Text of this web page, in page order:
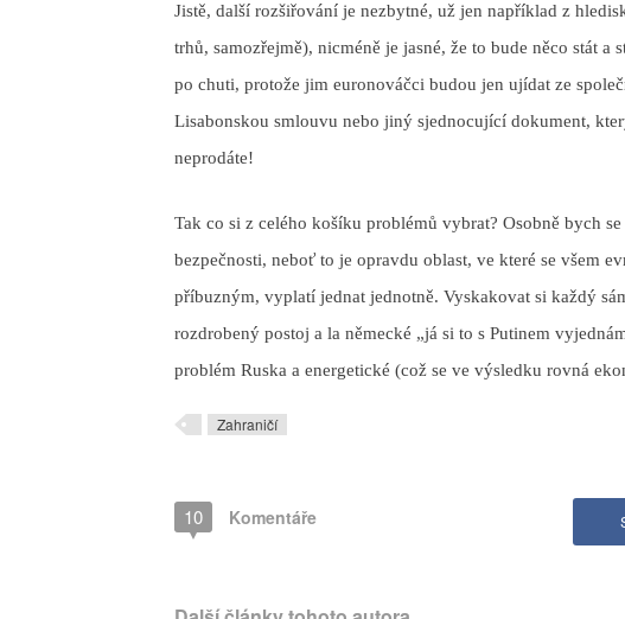
Jistě, další rozšiřování je nezbytné, už jen například z
trhů, samozřejmě), nicméně je jasné, že to bude něco stát
po chuti, protože jim euronováčci budou jen ujídat ze
Lisabonskou smlouvu nebo jiný sjednocující dokument,
neprodáte!
Tak co si z celého košíku problémů vybrat? Osobně bych
bezpečnosti, neboť to je opravdu oblast, ve které se všem
příbuzným, vyplatí jednat jednotně. Vyskakovat si každý
rozdrobený postoj a la německé „já si to s Putinem
problém Ruska a energetické (což se ve výsledku rovná
Zahraničí
10 Komentáře